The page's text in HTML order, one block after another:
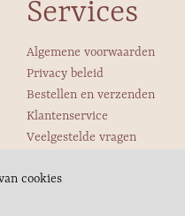
cookies
Services
Algemene voorwaarden
Privacy beleid
Bestellen en verzenden
Klantenservice
Veelgestelde vragen